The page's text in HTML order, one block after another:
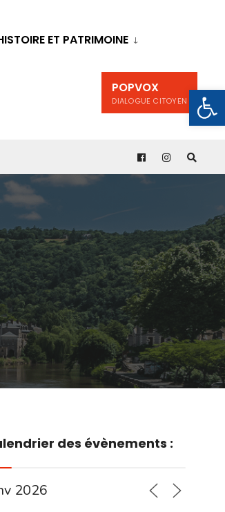
ET PATRIMOINE
POPVOX
DIALOGUE CITOYEN
des évènements :